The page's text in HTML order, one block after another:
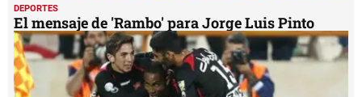
DEPORTES
El mensaje de 'Rambo' para Jorge Luis Pinto